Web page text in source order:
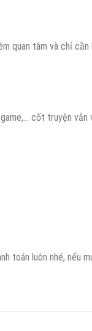
quan tâm và chỉ cần
cốt truyện vẫn
toán luôn nhé, nếu